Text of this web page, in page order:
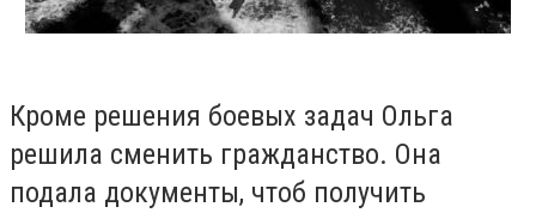
Кроме решения боевых задач Ольга
решила сменить гражданство. Она
подала документы, чтоб получить